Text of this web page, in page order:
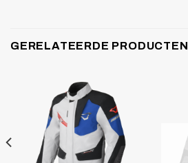
GERELATEERDE PRODUCTEN